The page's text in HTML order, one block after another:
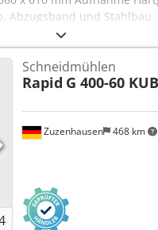
Abzugsband und Stahlbau
Zuzenhausen 468 km
Schneidmühlen
Rapid G 400-60 KUB